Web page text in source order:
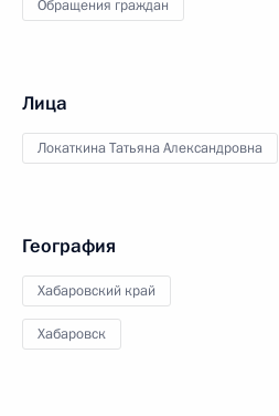
Обращения граждан
Лица
Локаткина Татьяна Александровна
География
Хабаровский край
Хабаровск